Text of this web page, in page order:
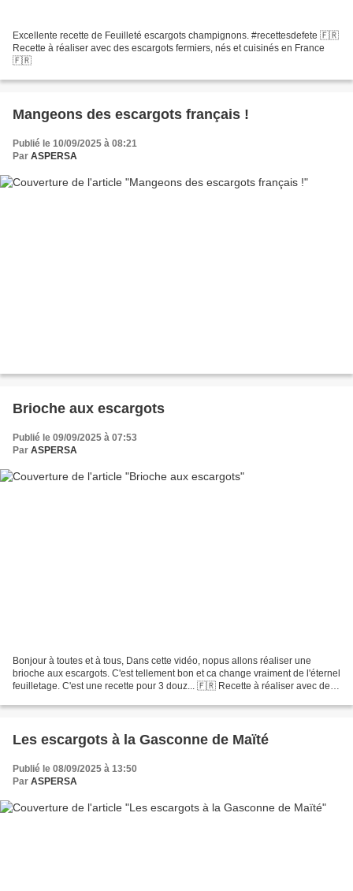
Excellente recette de Feuilleté escargots champignons. #recettesdefete 🇫🇷
Recette à réaliser avec des escargots fermiers, nés et cuisinés en France
🇫🇷
Mangeons des escargots français !
Publié le 10/09/2025 à 08:21
Par ASPERSA
Brioche aux escargots
Publié le 09/09/2025 à 07:53
Par ASPERSA
Bonjour à toutes et à tous, Dans cette vidéo, nopus allons réaliser une
brioche aux escargots. C'est tellement bon et ca change vraiment de l'éternel
feuilletage. C'est une recette pour 3 douz... 🇫🇷 Recette à réaliser avec des
Les escargots à la Gasconne de Maïté
Publié le 08/09/2025 à 13:50
Par ASPERSA